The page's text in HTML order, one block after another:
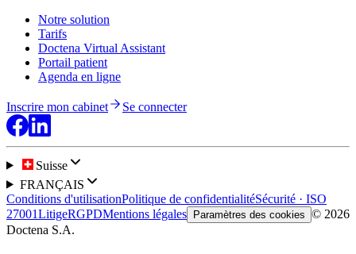
Notre solution
Tarifs
Doctena Virtual Assistant
Portail patient
Agenda en ligne
Inscrire mon cabinet Se connecter
Suisse
FRANÇAIS
Conditions d'utilisationPolitique de confidentialitéSécurité · ISO
27001LitigeRGPDMentions légales Paramètres des cookies © 2026
Doctena S.A.